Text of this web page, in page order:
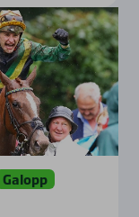
Galopp